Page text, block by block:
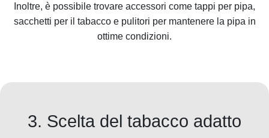
Inoltre, è possibile trovare accessori come tappi per pipa,
sacchetti per il tabacco e pulitori per mantenere la pipa in
ottime condizioni.
3. Scelta del tabacco adatto